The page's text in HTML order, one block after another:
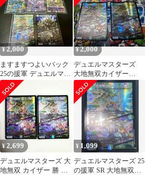
¥2,000
ますますつよいパック
25の援軍 デュエルマス
ターズ
¥2,000
デュエルマスターズ
大地無双カイザー
「勝」 ２枚セット
¥2,699
デュエルマスターズ 大
地無双 カイザー 勝 勝
¥ 1,099
デュエルマスターズ 25
の援軍 SR 大地無双カ